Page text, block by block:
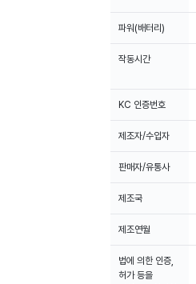
파워(배터리)
작동시간
KC 인증번호
제조자/수입자
판매자/유통사
제조국
제조연월
법에 의한 인증,
허가 등을